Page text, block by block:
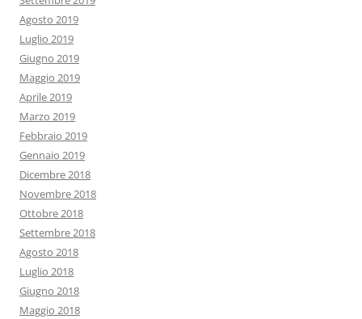
Agosto 2019
Luglio 2019
Giugno 2019
Maggio 2019
Aprile 2019
Marzo 2019
Febbraio 2019
Gennaio 2019
Dicembre 2018
Novembre 2018
Ottobre 2018
Settembre 2018
Agosto 2018
Luglio 2018
Giugno 2018
Maggio 2018